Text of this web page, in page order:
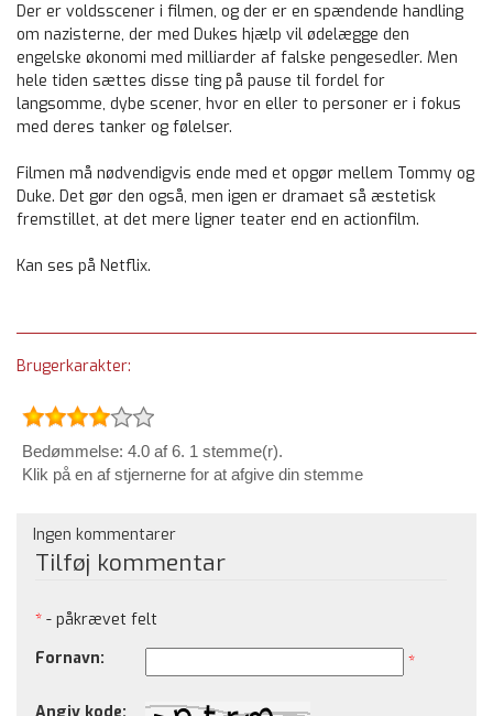
Der er voldsscener i filmen, og der er en spændende handling
om nazisterne, der med Dukes hjælp vil ødelægge den
engelske økonomi med milliarder af falske pengesedler. Men
hele tiden sættes disse ting på pause til fordel for
langsomme, dybe scener, hvor en eller to personer er i fokus
med deres tanker og følelser.
Filmen må nødvendigvis ende med et opgør mellem Tommy og
Duke. Det gør den også, men igen er dramaet så æstetisk
fremstillet, at det mere ligner teater end en actionfilm.
Kan ses på Netflix.
Brugerkarakter:
Bedømmelse: 4.0 af 6. 1 stemme(r).
Klik på en af stjernerne for at afgive din stemme
Ingen kommentarer
Tilføj kommentar
* - påkrævet felt
Fornavn:
*